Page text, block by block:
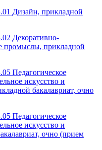
Дизайн, прикладной
Декоративно-
промыслы, прикладной
Педагогическое
искусство и
бакалавриат, очно
Педагогическое
искусство и
очно (прием